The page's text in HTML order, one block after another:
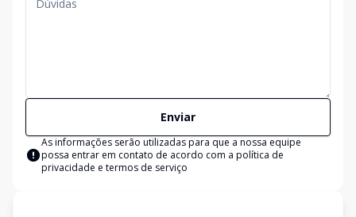
Enviar
As informações serão utilizadas para que a nossa equipe
possa entrar em contato de acordo com a política de
privacidade e termos de serviço